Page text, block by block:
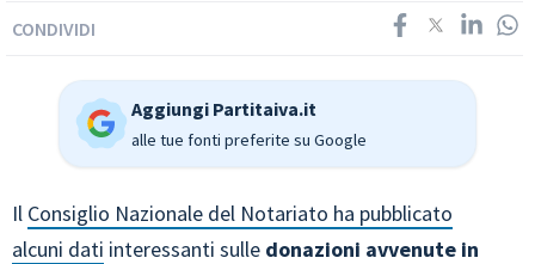
CONDIVIDI
Aggiungi Partitaiva.it
alle tue fonti preferite su Google
Il Consiglio Nazionale del Notariato ha pubblicato
alcuni dati interessanti sulle donazioni avvenute in